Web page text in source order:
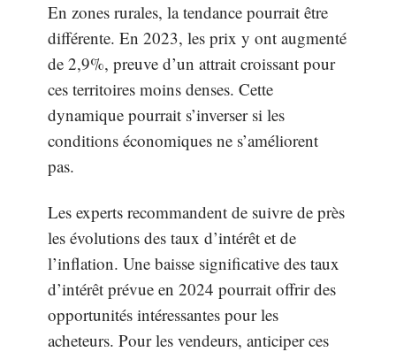
En zones rurales, la tendance pourrait être
différente. En 2023, les prix y ont augmenté
de 2,9%, preuve d’un attrait croissant pour
ces territoires moins denses. Cette
dynamique pourrait s’inverser si les
conditions économiques ne s’améliorent
pas.
Les experts recommandent de suivre de près
les évolutions des taux d’intérêt et de
l’inflation. Une baisse significative des taux
d’intérêt prévue en 2024 pourrait offrir des
opportunités intéressantes pour les
acheteurs. Pour les vendeurs, anticiper ces